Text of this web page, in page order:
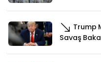
Trump
Savaş